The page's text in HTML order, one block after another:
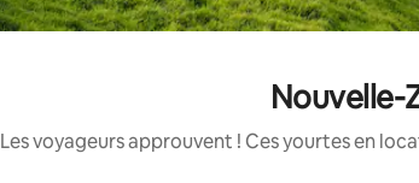
Nouvelle-
Les voyageurs approuvent ! Ces yourtes en